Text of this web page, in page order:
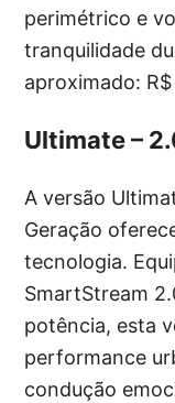
perimétrico e
tranquilidade
aproximado:
Ultimate –
A versão
Geração
tecnologia.
SmartStream
potência, esta
performance
condução